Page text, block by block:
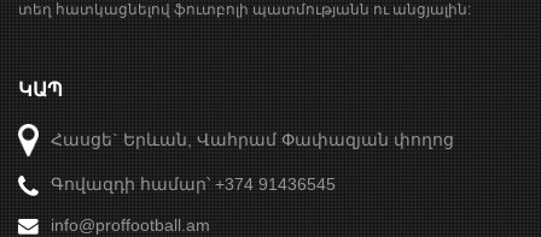
տեղ հատկացնելով ֆուտբոլի պատմությանն ու անցյալին:
ԿԱՊ
Հասցե` Երևան, Վահրամ Փափազյան փողոց
Գովազդի համար՝ +374 91436545
info@proffootball.am